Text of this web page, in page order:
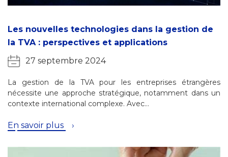
Les nouvelles technologies dans la gestion de
la TVA : perspectives et applications
27 septembre 2024
La gestion de la TVA pour les entreprises étrangères
nécessite une approche stratégique, notamment dans un
contexte international complexe. Avec…
En savoir plus